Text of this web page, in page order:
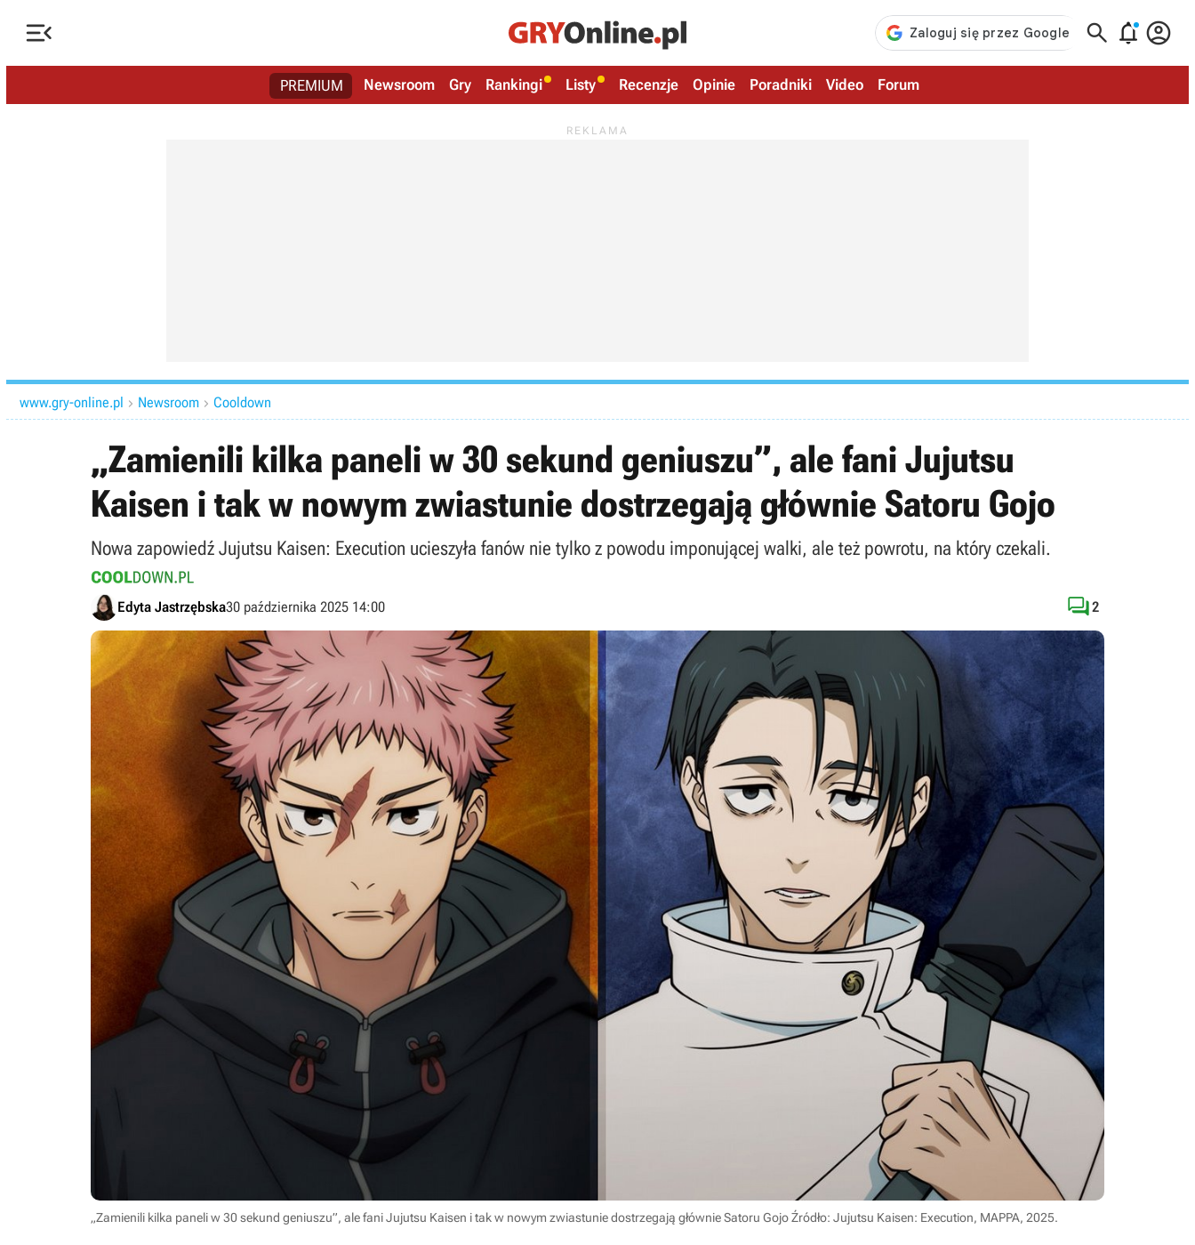
   
PREMIUM Newsroom Gry Rankingi Listy Recenzje Opinie Poradniki Video Forum
www.gry-online.pl  Newsroom  Cooldown
„Zamienili kilka paneli w 30 sekund geniuszu”, ale fani Jujutsu
Kaisen i tak w nowym zwiastunie dostrzegają głównie Satoru Gojo
Nowa zapowiedź Jujutsu Kaisen: Execution ucieszyła fanów nie tylko z powodu imponującej walki, ale też powrotu, na który czekali.
Edyta Jastrzębska30 października 2025 14:00 2
„Zamienili kilka paneli w 30 sekund geniuszu”, ale fani Jujutsu Kaisen i tak w nowym zwiastunie dostrzegają głównie Satoru GojoŹródło: Jujutsu Kaisen: Execution, MAPPA, 2025.